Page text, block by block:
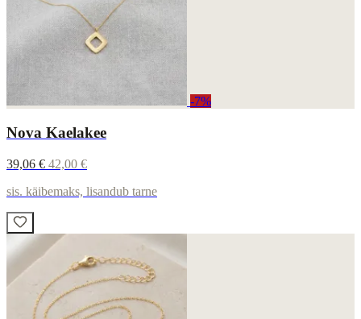
-7%
Nova Kaelakee
39,06 € 42,00 €
sis. käibemaks, lisandub tarne